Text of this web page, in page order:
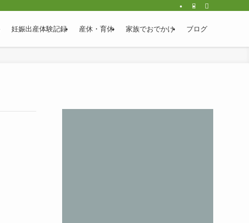
妊娠出産体験記録 産休・育休 家族でおでかけ ブログ